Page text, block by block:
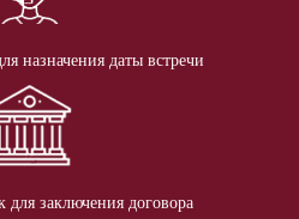
назначения даты встречи
для заключения договора